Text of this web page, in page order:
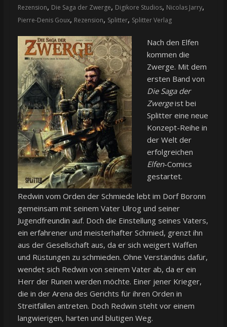
Rezension, Die Saga der Zwerge, Digikore Studios, Nicolas Jarry,
Pierre-Denis Goux, Rezension, Splitter, Splitter Verlag
Nach den Elfen
kommen die
Zwerge. Mit dem
ersten Band von
Die Saga der
Zwergeist bei
Splitter eine neue
Konzept-Reihe in
der Welt der
erfolgreichen
Elfen-Comics
gestartet.
Redwin vom Orden der Schmiede lebt im Dorf Boronn
gemeinsam mit seinem Vater Ulrog und seiner
Jugendfreundin auf. Doch die Einstellung seines Vaters,
ein erfahrener und meisterhafter Schmied, grenzt ihn
aus der Gesellschaft aus, da er sich weigert Waffen
und Rüstungen zu schmieden. Ohne Verständnis dafür,
wendet sich Redwin von seinem Vater ab, da er ein
Herr der Runen werden möchte. Einer jener Krieger,
die in der Arena des Gerichts für ihren Orden in
Streitfällen antreten. Doch Redwin steht vor einem
langwierigen, harten und blutigen Weg.